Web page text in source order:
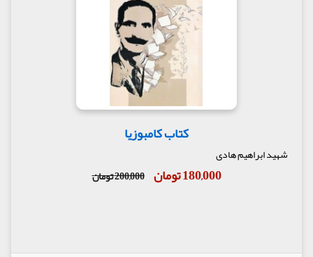
کتاب کامبوزیا
شهید ابراهیم هادی
180,000 تومان 200,000 تومان